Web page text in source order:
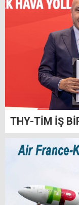
THY-TİM İŞ